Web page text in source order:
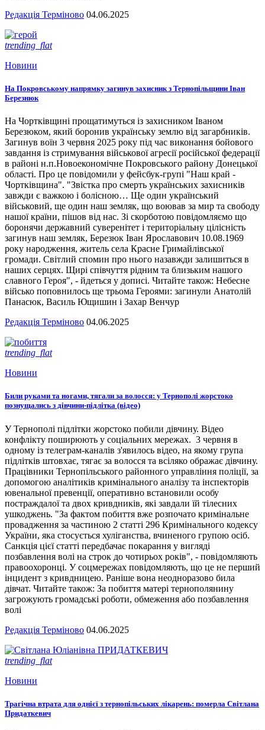
Редакція Терміново 04.06.2025
trending_flat
Новини
На Покровському напрямку загинув захисник з Тернопільщини Іван
Березнюк
На Чортківщині прощатимуться із захисником Іваном
Березюком, який боронив українську землю від загарбників.
Загинув воїн 3 червня 2025 року під час виконання бойового
завдання із стримування військової агресії російської федерації
в районі н.п.Новоекономічне Покровського району Донецької
області. Про це повідомили у фейсбук-групі "Наш край -
Чортківщина". "Звістка про смерть українських захисників
завжди є важкою і болісною… Ще один український
військовий, ще один наш земляк, що воював за мир та свободу
нашої країни, пішов від нас. Зі скорботою повідомляємо що
боронячи державний суверенітет і територіальну цілісність
загинув наш земляк, Березюк Іван Ярославович 10.08.1969
року народження, житель села Красне Гримайлівської
громади. Світлий спомин про нього назавжди залишиться в
наших серцях. Щирі співчуття рідним та близьким нашого
славного Героя", - йдеться у дописі. Читайте також: Небесне
військо поповнилось ще трьома Героями: загинули Анатолій
Панасюк, Василь Ющишин і Захар Венчур
Редакція Терміново 04.06.2025
trending_flat
Новини
Били руками та ногами, тягали за волосся: у Тернополі жорстоко
познущались з дівчини-підлітка (відео)
У Тернополі підлітки жорстоко побили дівчину. Відео
конфлікту поширюють у соціальних мережах. 3 червня в
одному із телеграм-каналів з'явилось відео, на якому група
підлітків штовхає, тягає за волосся та всіляко ображає дівчину.
Працівники Тернопільського районного управління поліції, за
допомогою аналітиків кримінального аналізу та інспекторів
ювенальної превенції, оперативно встановили особу
постраждалої та двох кривдників, які завдали їй тілесних
ушкоджень. "За фактом побиття вже розпочато кримінальне
провадження за частиною 2 статті 296 Кримінального кодексу
України, яка стосується хуліганства, вчиненого групою осіб.
Санкція цієї статті передбачає покарання у вигляді
позбавлення волі на строк до чотирьох років", - повідомляють
правоохоронці. У соцмережах повідомляють, що це не перший
інцидент з кривдницею. Раніше вона неодноразово била
дівчат. Читайте також: За побиття матері тернополянину
загрожують громадські роботи, обмеження або позбавлення
волі
Редакція Терміново 04.06.2025
trending_flat
Новини
Трагічна втрата для однієї з тернопільських лікарень: померла Світлана
Придаткевич